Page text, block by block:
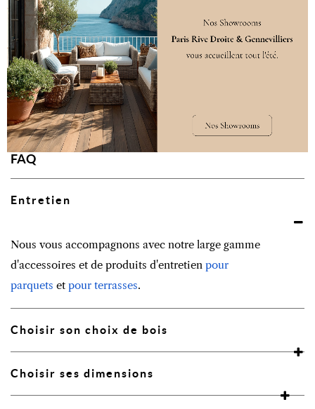
matière avec une maîtrise technique sans pareil.
Ce cercle de confiance nous permet de vous offrir
des créations d’exception, dont la longévité peut
s’étendre de dix ans à toute une vie, selon l’usage et
l’entretien.
FAQ
Entretien
Nous vous accompagnons avec notre large gamme
d'accessoires et de produits d'entretien pour
parquets et pour terrasses.
Choisir son choix de bois
Choisir ses dimensions